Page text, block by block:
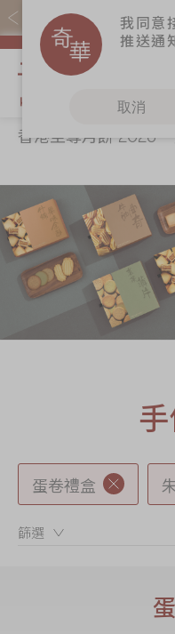
購物滿
關於奇華
最新推廣
分店網絡
商務銷售
嫁喜須知
奇華網誌
奇華
賀
嫁
餅
手
節
茗
奇
奇
所
產
香港至尊月餅 2026
蛋卷禮盒
篩選：
我同意
推送通
取消